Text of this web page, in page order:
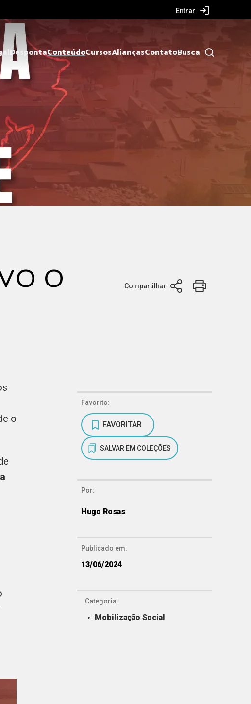
Entrar
DespontaConteúdoCursosAliançasContatoBusca
o
Compartilhar
o
Favorito:
FAVORITAR
SALVAR EM COLEÇÕES
Por:
Hugo Rosas
Publicado em:
13/06/2024
Categoria:
Mobilização Social